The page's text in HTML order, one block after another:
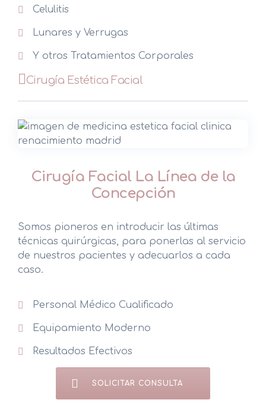
Celulitis
Lunares y Verrugas
Y otros Tratamientos Corporales
Cirugía Estética Facial
Cirugía Facial La Línea de la
Concepción
Somos pioneros en introducir las últimas
técnicas quirúrgicas, para ponerlas al servicio
de nuestros pacientes y adecuarlos a cada
caso.
Personal Médico Cualificado
Equipamiento Moderno
Resultados Efectivos
SOLICITAR CONSULTA